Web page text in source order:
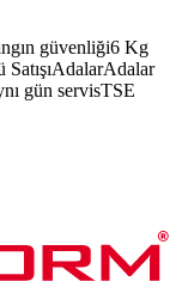
güvenliği6 Kg
AdalarAdalar
gün servisTSE